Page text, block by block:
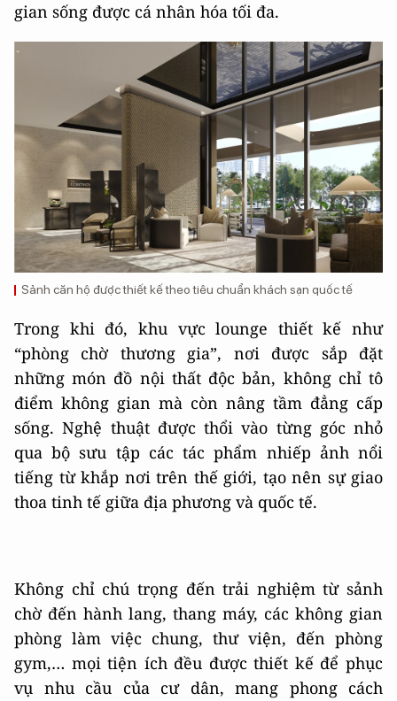
gian sống được cá nhân hóa tối đa.
Sảnh căn hộ được thiết kế theo tiêu chuẩn khách sạn quốc tế
Trong khi đó, khu vực lounge thiết kế như
“phòng chờ thương gia”, nơi được sắp đặt
những món đồ nội thất độc bản, không chỉ tô
điểm không gian mà còn nâng tầm đẳng cấp
sống. Nghệ thuật được thổi vào từng góc nhỏ
qua bộ sưu tập các tác phẩm nhiếp ảnh nổi
tiếng từ khắp nơi trên thế giới, tạo nên sự giao
thoa tinh tế giữa địa phương và quốc tế.
Không chỉ chú trọng đến trải nghiệm từ sảnh
chờ đến hành lang, thang máy, các không gian
phòng làm việc chung, thư viện, đến phòng
gym,… mọi tiện ích đều được thiết kế để phục
vụ nhu cầu của cư dân, mang phong cách